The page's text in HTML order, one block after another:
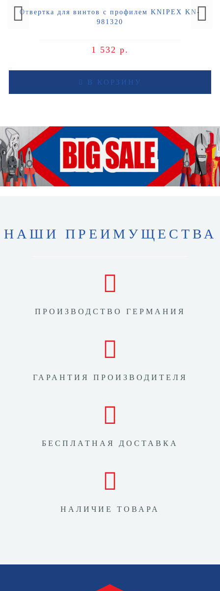
Отвертка для винтов с профилем KNIPEX KN-
981320
1 532 р.
В КОРЗИНУ
НАШИ ПРЕИМУЩЕСТВА
ПРОИЗВОДСТВО ГЕРМАНИЯ
ГАРАНТИЯ ПРОИЗВОДИТЕЛЯ
БЕСПЛАТНАЯ ДОСТАВКА
НАЛИЧИЕ ТОВАРА